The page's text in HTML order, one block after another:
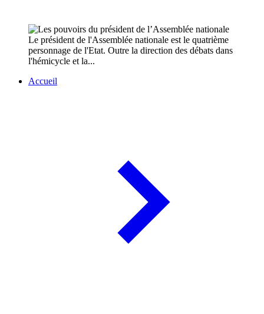
Le président de l'Assemblée nationale est le quatrième
personnage de l'Etat. Outre la direction des débats dans
l'hémicycle et la...
Accueil